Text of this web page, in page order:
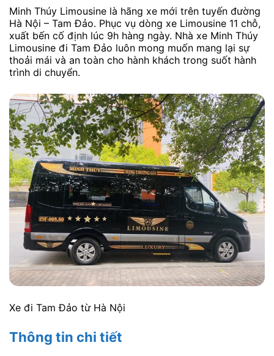
Minh Thúy Limousine là hãng xe mới trên tuyến đường
Hà Nội – Tam Đảo. Phục vụ dòng xe Limousine 11 chỗ,
xuất bến cố định lúc 9h hàng ngày. Nhà xe Minh Thúy
Limousine đi Tam Đảo luôn mong muốn mang lại sự
thoải mái và an toàn cho hành khách trong suốt hành
trình di chuyển.
Xe đi Tam Đảo từ Hà Nội
Thông tin chi tiết